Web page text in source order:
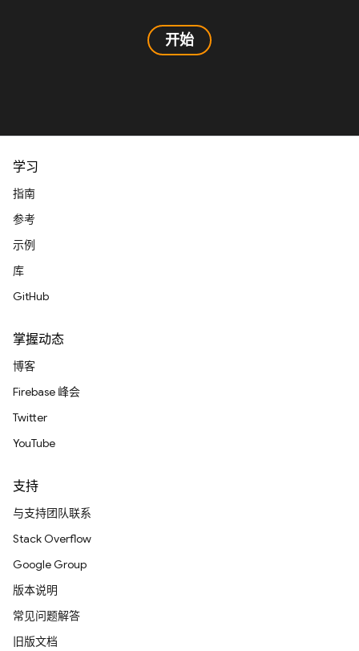
开始
学习
指南
参考
示例
库
GitHub
掌握动态
博客
Firebase 峰会
Twitter
YouTube
支持
与支持团队联系
Stack Overflow
Google Group
版本说明
常见问题解答
旧版文档